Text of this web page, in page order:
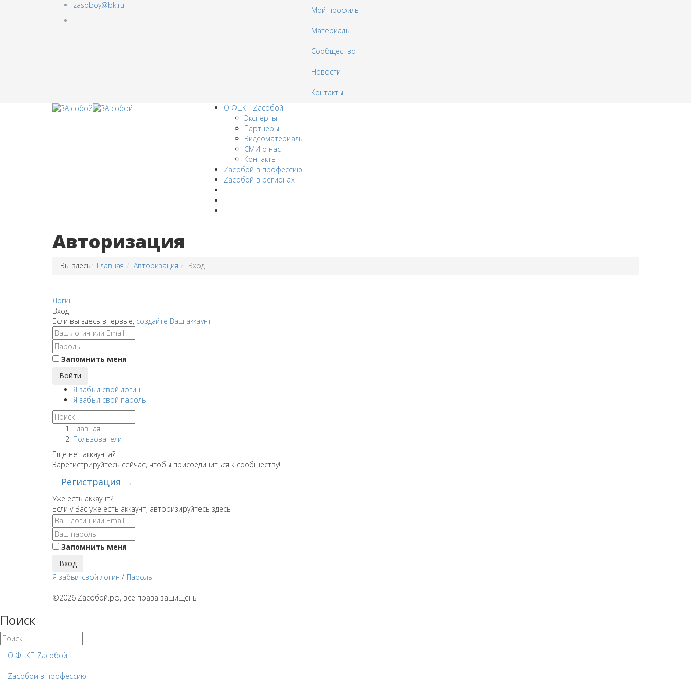
zasoboy@bk.ru
Мой профиль
Материалы
Сообщество
Новости
Контакты
О ФЦКП Zасобой
Эксперты
Партнеры
Видеоматериалы
СМИ о нас
Контакты
Zacобой в профессию
Zaсобой в регионах
Авторизация
Вы здесь: Главная Авторизация Вход
Логин
Вход
Если вы здесь впервые, создайте Ваш аккаунт
Запомнить меня
Войти
Я забыл свой логин
Я забыл свой пароль
Главная
Пользователи
Еще нет аккаунта?
Зарегистрируйтесь сейчас, чтобы присоединиться к сообществу!
Регистрация →
Уже есть аккаунт?
Если у Вас уже есть аккаунт, авторизируйтесь здесь
Запомнить меня
Вход
Я забыл свой логин / Пароль
©2026 Zaсобой.рф, все права защищены
Поиск
О ФЦКП Zасобой
Zacобой в профессию